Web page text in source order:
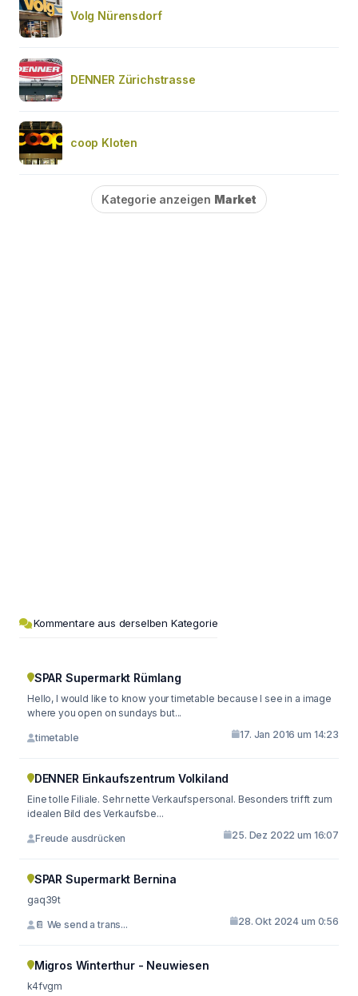
Volg Nürensdorf
DENNER Zürichstrasse
coop Kloten
Kategorie anzeigen Market
Kommentare aus derselben Kategorie
SPAR Supermarkt Rümlang
Hello, I would like to know your timetable because I see in a image
where you open on sundays but...
timetable 17. Jan 2016 um 14:23
DENNER Einkaufszentrum Volkiland
Eine tolle Filiale. Sehr nette Verkaufspersonal. Besonders trifft zum
idealen Bild des Verkaufsbe...
Freude ausdrücken 25. Dez 2022 um 16:07
SPAR Supermarkt Bernina
gaq39t
📔 We send a trans... 28. Okt 2024 um 0:56
Migros Winterthur - Neuwiesen
k4fvgm